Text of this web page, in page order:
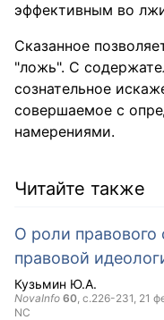
эффективным во
Сказанное
"ложь". С
сознательное
совершаемое с
намерениями.
Читайте также
О роли правового
правовой
Кузьмин Ю.А.
NovaInfo 60, с.226-231, 21
NC